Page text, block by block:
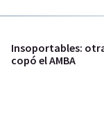
Insoportables:
copó el AMBA